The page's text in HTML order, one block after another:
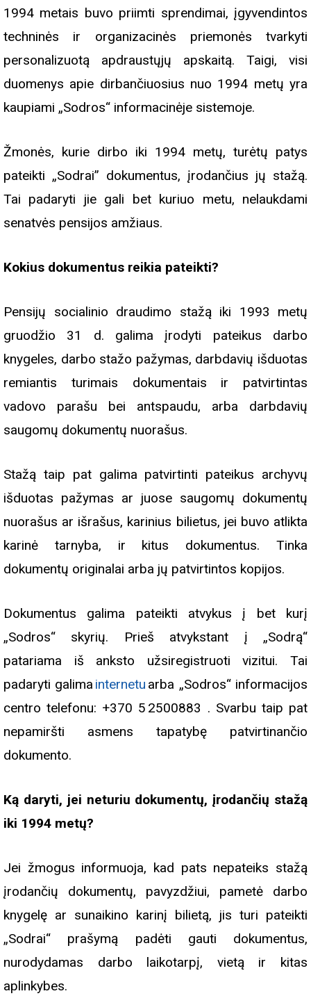
1994 metais buvo priimti sprendimai, įgyvendintos
techninės ir organizacinės priemonės tvarkyti
personalizuotą apdraustųjų apskaitą. Taigi, visi
duomenys apie dirbančiuosius nuo 1994 metų yra
kaupiami „Sodros“ informacinėje sistemoje.
Žmonės, kurie dirbo iki 1994 metų, turėtų patys
pateikti „Sodrai” dokumentus, įrodančius jų stažą.
Tai padaryti jie gali bet kuriuo metu, nelaukdami
senatvės pensijos amžiaus.
Kokius dokumentus reikia pateikti?
Pensijų socialinio draudimo stažą iki 1993 metų
gruodžio 31 d. galima įrodyti pateikus darbo
knygeles, darbo stažo pažymas, darbdavių išduotas
remiantis turimais dokumentais ir patvirtintas
vadovo parašu bei antspaudu, arba darbdavių
saugomų dokumentų nuorašus.
Stažą taip pat galima patvirtinti pateikus archyvų
išduotas pažymas ar juose saugomų dokumentų
nuorašus ar išrašus, karinius bilietus, jei buvo atlikta
karinė tarnyba, ir kitus dokumentus. Tinka
dokumentų originalai arba jų patvirtintos kopijos.
Dokumentus galima pateikti atvykus į bet kurį
„Sodros“ skyrių. Prieš atvykstant į „Sodrą“
patariama iš anksto užsiregistruoti vizitui. Tai
padaryti galima internetu arba „Sodros“ informacijos
centro telefonu: +370 5 2500883 . Svarbu taip pat
nepamiršti asmens tapatybę patvirtinančio
dokumento.
Ką daryti, jei neturiu dokumentų, įrodančių stažą
iki 1994 metų?
Jei žmogus informuoja, kad pats nepateiks stažą
įrodančių dokumentų, pavyzdžiui, pametė darbo
knygelę ar sunaikino karinį bilietą, jis turi pateikti
„Sodrai“ prašymą padėti gauti dokumentus,
nurodydamas darbo laikotarpį, vietą ir kitas
aplinkybes.